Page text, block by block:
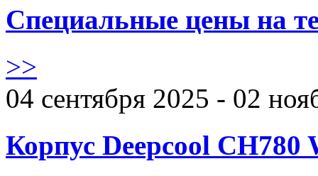
Специальные цены на
>>
04 сентября 2025 - 02
Корпус Deepcool CH780